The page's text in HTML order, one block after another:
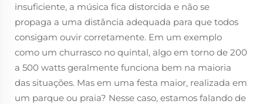
insuficiente, a música fica distorcida e não se
propaga a uma distância adequada para que todos
consigam ouvir corretamente. Em um exemplo
como um churrasco no quintal, algo em torno de 200
a 500 watts geralmente funciona bem na maioria
das situações. Mas em uma festa maior, realizada em
um parque ou praia? Nesse caso, estamos falando de